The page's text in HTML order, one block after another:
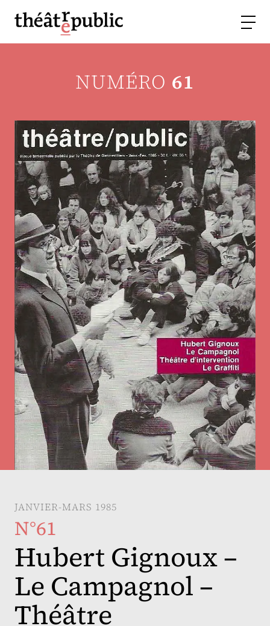
NUMÉRO 61
JANVIER-MARS 1985
N°61
Hubert Gignoux –
Le Campagnol –
Théâtre